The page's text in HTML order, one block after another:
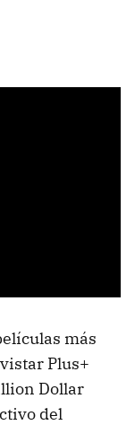
más
Plus+
Dollar
del